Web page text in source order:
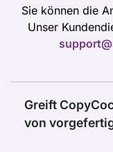
Facebook- &
Onlineshop
Storytelling
Video-
Und noch
Sie können die
Unser
Greift
von